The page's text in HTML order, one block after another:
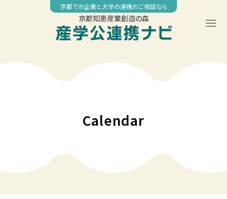
京都での企業と大学の連携のご相談なら
京都知恵産業創造の森
Calendar